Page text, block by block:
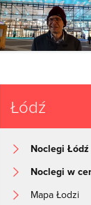
Łódź
Noclegi Łódź
Noclegi w
Mapa Łodzi